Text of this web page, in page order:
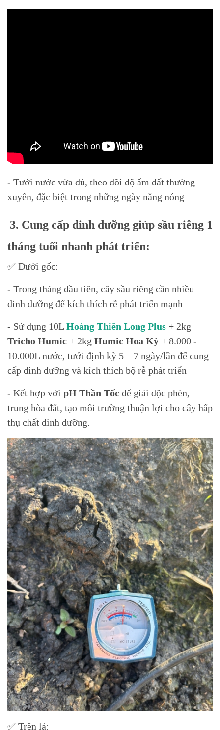
- Tưới nước vừa đủ, theo dõi độ ẩm đất thường
xuyên, đặc biệt trong những ngày nắng nóng
3. Cung cấp dinh dưỡng giúp sầu riêng 1
tháng tuổi nhanh phát triển:
✅ Dưới gốc:
- Trong tháng đầu tiên, cây sầu riêng cần nhiều
dinh dưỡng để kích thích rễ phát triển mạnh
- Sử dụng 10L Hoàng Thiên Long Plus + 2kg
Tricho Humic + 2kg Humic Hoa Kỳ + 8.000 -
10.000L nước, tưới định kỳ 5 – 7 ngày/lần để cung
cấp dinh dưỡng và kích thích bộ rễ phát triển
- Kết hợp với pH Thần Tốc để giải độc phèn,
trung hòa đất, tạo môi trường thuận lợi cho cây hấp
thụ chất dinh dưỡng.
✅ Trên lá: